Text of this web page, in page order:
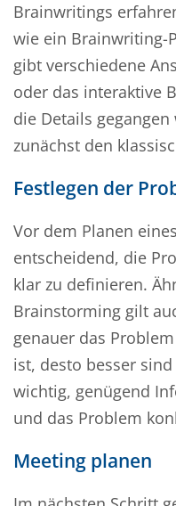
Brainwritings
wie ein Brainwriting-
gibt verschiedene
oder das interaktive
die Details
zunächst den
Festlegen der
Vor dem Planen eines
entscheidend, die
klar zu definieren.
Brainstorming gilt
genauer das
ist, desto besser
wichtig, genügend
und das Problem
Meeting planen